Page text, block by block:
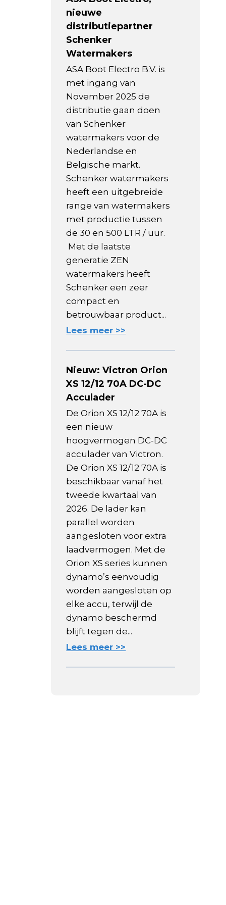
nieuwe
distributiepartner
Schenker
Watermakers
ASA Boot Electro B.V. is
met ingang van
November 2025 de
distributie gaan doen
van Schenker
watermakers voor de
Nederlandse en
Belgische markt.
Schenker watermakers
heeft een uitgebreide
range van watermakers
met productie tussen
de 30 en 500 LTR / uur.
Met de laatste
generatie ZEN
watermakers heeft
Schenker een zeer
compact en
betrouwbaar product...
Lees meer >>
Nieuw: Victron Orion
XS 12/12 70A DC-DC
Acculader
De Orion XS 12/12 70A is
een nieuw
hoogvermogen DC-DC
acculader van Victron.
De Orion XS 12/12 70A is
beschikbaar vanaf het
tweede kwartaal van
2026. De lader kan
parallel worden
aangesloten voor extra
laadvermogen. Met de
Orion XS series kunnen
dynamo’s eenvoudig
worden aangesloten op
elke accu, terwijl de
dynamo beschermd
blijft tegen de...
Lees meer >>